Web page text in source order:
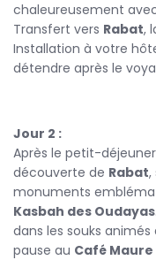
véritable cœur spirituel
au patrimoine mondial
ses médersas
l’histoire marocaine
ville rouge, où
les palais somptueux
décor magique.
goûtez aux saveurs
l’ambiance unique de
Cecircuit des Villes
chaleureusement
Transfert vers Rabat,
Installation à votre
détendre après le
Jour 2 :
Après le petit-
découverte de Rabat,
monuments
Kasbah des Oudayas
dans les souks animés
pause au Café Maure